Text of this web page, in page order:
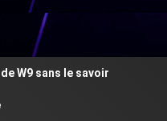
sans le savoir